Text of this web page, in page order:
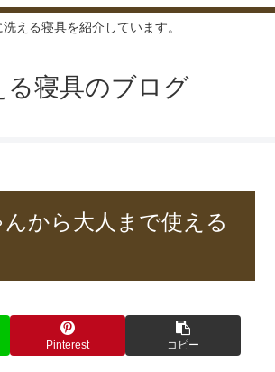
える寝具を紹介しています。
る寝具のブログ
から大人まで使える
Pinterest コピー